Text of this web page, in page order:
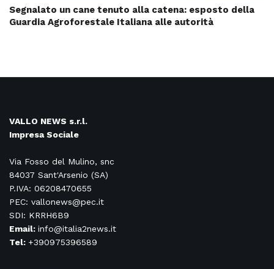
Segnalato un cane tenuto alla catena: esposto della
Guardia Agroforestale Italiana alle autorità
VALLO NEWS s.r.l.
Impresa Sociale
Via Fosso del Mulino, snc
84037 Sant'Arsenio (SA)
P.IVA: 06208470655
PEC: vallonews@pec.it
SDI: KRRH6B9
Email: info@italia2news.it
Tel: +390975396589